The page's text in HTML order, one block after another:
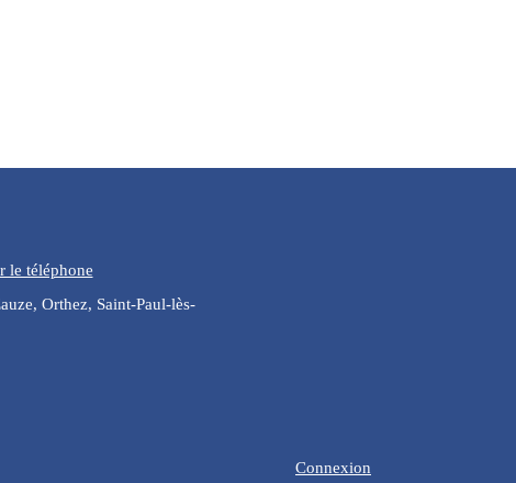
le téléphone
Orthez, Saint-Paul-lès-
Connexion